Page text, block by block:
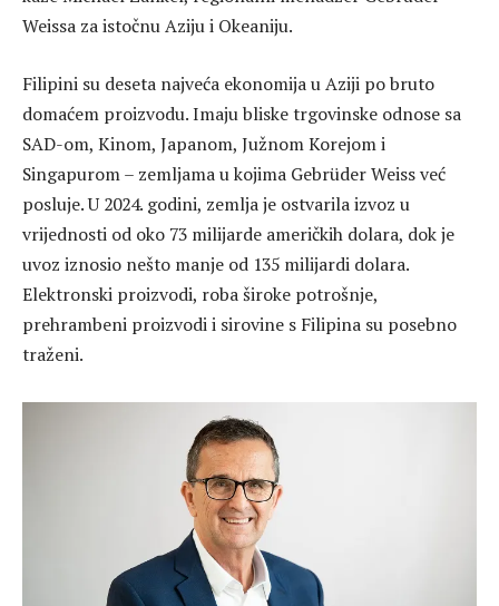
Weissa za istočnu Aziju i Okeaniju.
Filipini su deseta najveća ekonomija u Aziji po bruto
domaćem proizvodu. Imaju bliske trgovinske odnose sa
SAD-om, Kinom, Japanom, Južnom Korejom i
Singapurom – zemljama u kojima Gebrüder Weiss već
posluje. U 2024. godini, zemlja je ostvarila izvoz u
vrijednosti od oko 73 milijarde američkih dolara, dok je
uvoz iznosio nešto manje od 135 milijardi dolara.
Elektronski proizvodi, roba široke potrošnje,
prehrambeni proizvodi i sirovine s Filipina su posebno
traženi.